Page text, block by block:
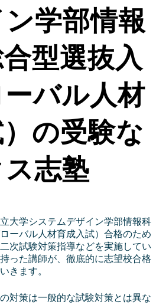
学部情報
型選抜入
バル人材
の受験な
志塾
大学システムデザイン学部情報科
ーバル人材育成入試）合格のため
次試験対策指導などを実施してい
った講師が、徹底的に志望校合格
きます。
対策は一般的な試験対策とは異な